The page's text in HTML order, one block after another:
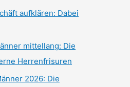
aufklären: Dabei
mittellang: Die
Herrenfrisuren
2026: Die